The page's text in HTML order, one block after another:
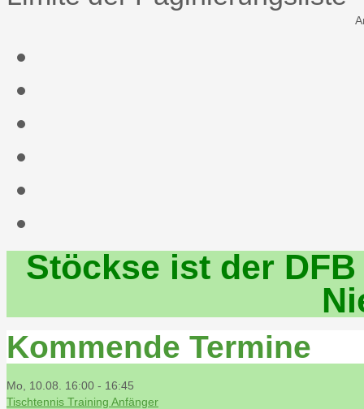
Stöckse ist der
Kommende Termine
Mo, 10.08. 16:00 - 16:45
Tischtennis Training Anfänger